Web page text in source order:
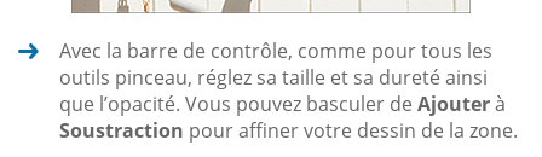
Avec la barre de contrôle, comme pour tous les
outils pinceau, réglez sa taille et sa dureté ainsi
que l’opacité. Vous pouvez basculer de Ajouterà
Soustraction pour affiner votre dessin de la zone.